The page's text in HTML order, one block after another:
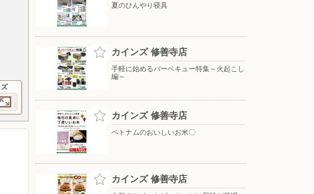
夏のひんやり寝具
カインズ 修善寺店
手軽に始めるバーベキュー特集～火起こし
編～
カインズ 修善寺店
ベトナムのおいしいお米〇
カインズ 修善寺店